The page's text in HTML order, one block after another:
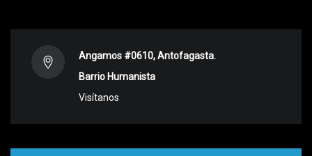
Angamos #0610, Antofagasta.
Barrio Humanista
Visítanos